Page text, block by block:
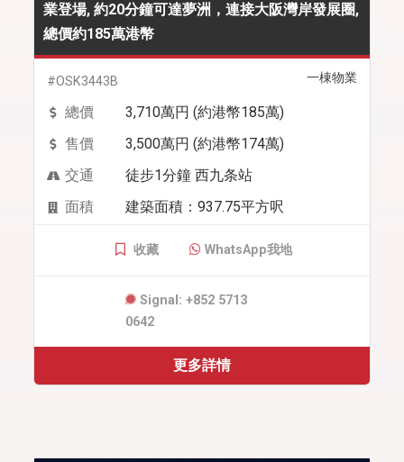
業登場, 約20分鐘可達夢洲，連接大阪灣岸發展圈,
總價約185萬港幣
一棟物業
#OSK3443B
總價
3,710萬円 (約港幣185萬)
售價
3,500萬円 (約港幣174萬)
交通
徒步1分鐘 西九条站
面積
建築面積：937.75平方呎
收藏 WhatsApp我地
Signal: +852 5713
0642
更多詳情